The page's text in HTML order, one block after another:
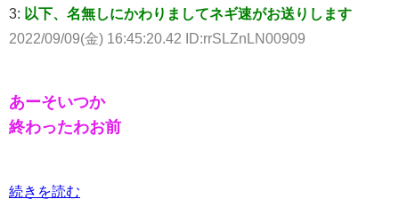
3: 以下、名無しにかわりましてネギ速がお送りします
2022/09/09(金) 16:45:20.42 ID:rrSLZnLN00909
あーそいつか
終わったわお前
続きを読む